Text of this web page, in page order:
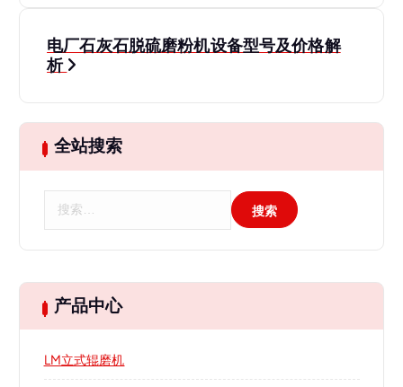
航电厂石灰石脱硫磨粉机设备型号及价格解
析
全站搜索
产品中心
LM立式辊磨机